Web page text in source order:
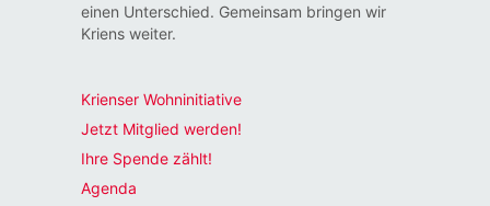
einen Unterschied. Gemeinsam bringen wir
Kriens weiter.
Krienser Wohninitiative
Jetzt Mitglied werden!
Ihre Spende zählt!
Agenda